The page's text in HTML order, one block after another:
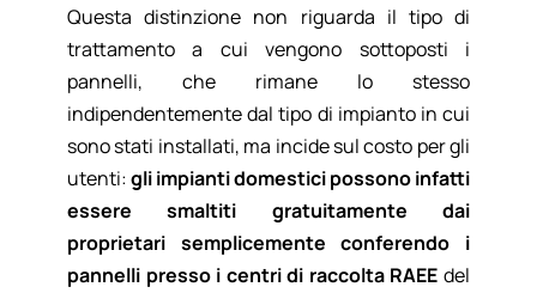
Questa distinzione non riguarda il tipo di
trattamento a cui vengono sottoposti i
pannelli, che rimane lo stesso
indipendentemente dal tipo di impianto in cui
sono stati installati, ma incide sul costo per gli
utenti:gli impianti domestici possono infatti
essere smaltiti gratuitamente dai
proprietari semplicemente conferendo i
pannelli presso i centri di raccolta RAEE del